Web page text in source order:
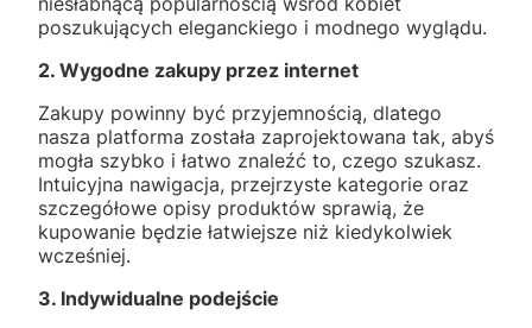
poszukujących eleganckiego i modnego wyglądu.
2. Wygodne zakupy przez internet
Zakupy powinny być przyjemnością, dlatego
nasza platforma została zaprojektowana tak, abyś
mogła szybko i łatwo znaleźć to, czego szukasz.
Intuicyjna nawigacja, przejrzyste kategorie oraz
szczegółowe opisy produktów sprawią, że
kupowanie będzie łatwiejsze niż kiedykolwiek
wcześniej.
3. Indywidualne podejście